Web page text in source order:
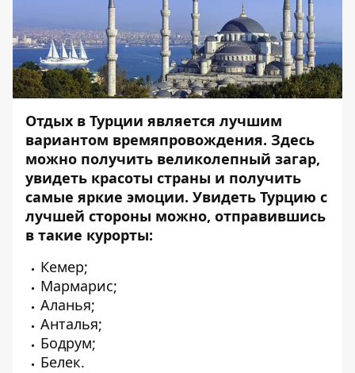
Отдых в Турции является лучшим
вариантом времяпровождения. Здесь
можно получить великолепный загар,
увидеть красоты страны и получить
самые яркие эмоции. Увидеть Турцию с
лучшей стороны можно, отправившись
в такие курорты:
Кемер;
Мармарис;
Аланья;
Анталья;
Бодрум;
Белек.